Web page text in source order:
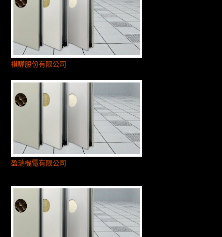
祺驊股份有限公司
盈瑞機電有限公司